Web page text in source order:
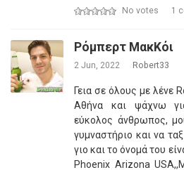
No votes 1
Ρόμπερτ ΜακΚόι
2 Jun, 2022 Robert33
Γεια σε όλους με λένε
Αθήνα και ψάχνω
εύκολος άνθρωπος,
γυμναστήριο και να
γιο και το όνομά του
Phoenix Arizona